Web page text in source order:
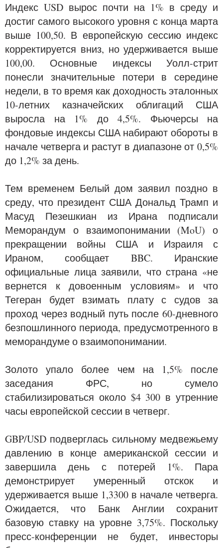
Индекс USD вырос почти на 1% в среду и
достиг самого высокого уровня с конца марта
выше 100,50. В европейскую сессию индекс
корректируется вниз, но удерживается выше
100,00. Основные индексы Уолл-стрит
понесли значительные потери в середине
недели, в то время как доходность эталонных
10-летних казначейских облигаций США
выросла на 1% до 4,5%. Фьючерсы на
фондовые индексы США набирают обороты в
начале четверга и растут в диапазоне от 0,5%
до 1,2% за день.
Тем временем Белый дом заявил поздно в
среду, что президент США Дональд Трамп и
Масуд Пезешкиан из Ирана подписали
Меморандум о взаимопонимании (MoU) о
прекращении войны США и Израиля с
Ираном, сообщает BBC. Иранские
официальные лица заявили, что страна «не
вернется к довоенным условиям» и что
Тегеран будет взимать плату с судов за
проход через водный путь после 60-дневного
безпошлинного периода, предусмотренного в
меморандуме о взаимопонимании.
Золото упало более чем на 1,5% после
заседания ФРС, но сумело
стабилизироваться около $4 300 в утренние
часы европейской сессии в четверг.
GBP/USD подверглась сильному медвежьему
давлению в конце американской сессии и
завершила день с потерей 1%. Пара
демонстрирует умеренный отскок и
удерживается выше 1,3300 в начале четверга.
Ожидается, что Банк Англии сохранит
базовую ставку на уровне 3,75%. Поскольку
пресс-конференции не будет, инвесторы